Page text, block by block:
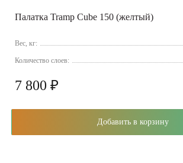
Палатка Tramp Cube 150 (желтый)
Вес, кг:
Количество слоев:
7 800 ₽
Добавить в корзину